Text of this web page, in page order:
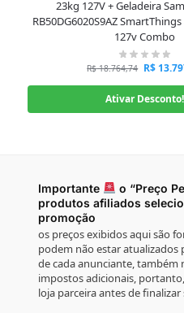
23kg 127V + Geladeira
RB50DG6020S9AZ
127v Combo
R$18.764,74 R$
Ativar Desconto!
Importante
o “Preço
produtos afiliados
promoção
os preços exibidos aqui são
podem não estar atualizados
de cada anunciante, também
impostos adicionais,
loja parceira antes de